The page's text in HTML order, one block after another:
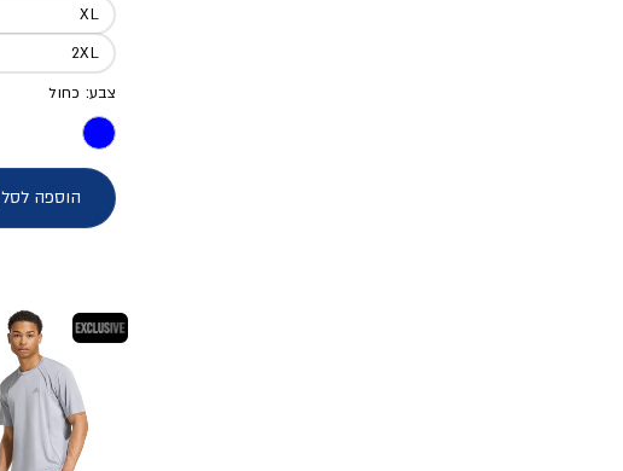
XL
2XL
צבע: כחול
הוספה לסל
בלעדי